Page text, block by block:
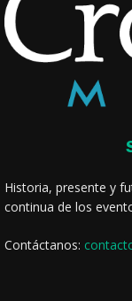
Historia, presente y
continua de los
Contáctanos: